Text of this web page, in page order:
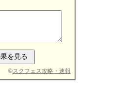
©スクフェス攻略・速報